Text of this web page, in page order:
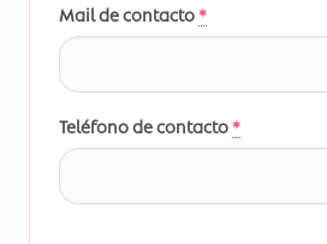
Mail de contacto*
Teléfono de contacto*